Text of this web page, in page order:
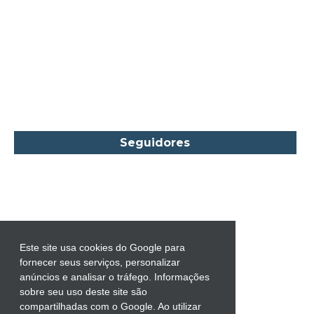
Este site usa cookies do Google para
fornecer seus serviços, personalizar
anúncios e analisar o tráfego. Informações
sobre seu uso deste site são
compartilhadas com o Google. Ao utilizar
Caroline Linden
Celeste Bradley
Chantelle Shaw
Charles Dickens
Charlie Donlea
Seguidores